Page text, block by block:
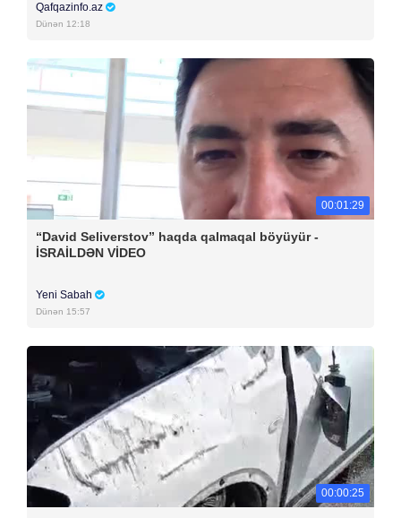
Qafqazinfo.az
Dünən 12:18
00:01:29
“David Seliverstov” haqda qalmaqal böyüyür -
İSRAİLDƏN VİDEO
Yeni Sabah
Dünən 15:57
00:00:25